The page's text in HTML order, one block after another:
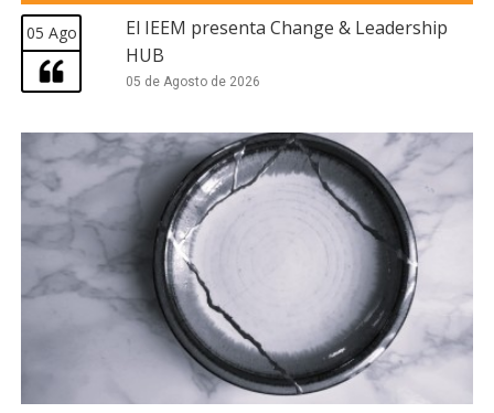
05 Ago
El IEEM presenta Change & Leadership
HUB
05 de Agosto de 2026